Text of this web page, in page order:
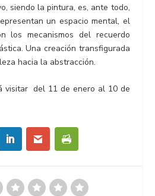
siendo la pintura, es, ante todo,
un espacio mental, el
los mecanismos del recuerdo
Una creación transfigurada
hacia la abstracción.
visitar del 11 de enero al 10 de